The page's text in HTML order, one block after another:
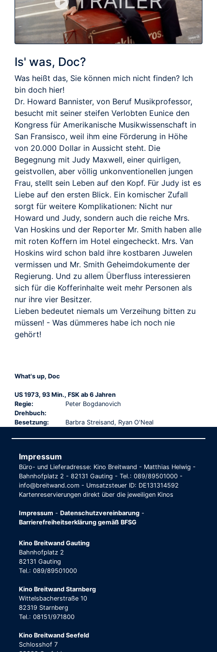
Is' was, Doc?
Was heißt das, Sie können mich nicht finden? Ich
bin doch hier!
Dr. Howard Bannister, von Beruf Musikprofessor,
besucht mit seiner steifen Verlobten Eunice den
Kongress für Amerikanische Musikwissenschaft in
San Fransisco, weil ihm eine Förderung in Höhe
von 20.000 Dollar in Aussicht steht. Die
Begegnung mit Judy Maxwell, einer quirligen,
geistvollen, aber völlig unkonventionellen jungen
Frau, stellt sein Leben auf den Kopf. Für Judy ist es
Liebe auf den ersten Blick. Ein komischer Zufall
sorgt für weitere Komplikationen: Nicht nur
Howard und Judy, sondern auch die reiche Mrs.
Van Hoskins und der Reporter Mr. Smith haben alle
mit roten Koffern im Hotel eingecheckt. Mrs. Van
Hoskins wird schon bald ihre kostbaren Juwelen
vermissen und Mr. Smith Geheimdokumente der
Regierung. Und zu allem Überfluss interessieren
sich für die Kofferinhalte weit mehr Personen als
nur ihre vier Besitzer.
Lieben bedeutet niemals um Verzeihung bitten zu
müssen! - Was dümmeres habe ich noch nie
gehört!
What's up, Doc
US 1973, 93 Min., FSK ab 6 Jahren
Regie:
Peter Bogdanovich
Drehbuch:
Besetzung:
Barbra Streisand, Ryan O'Neal
Impressum
Büro- und Lieferadresse: Kino Breitwand - Matthias Helwig -
Bahnhofplatz 2 - 82131 Gauting - Tel.: 089/89501000 -
info@breitwand.com - Umsatzsteuer ID: DE131314592
Kartenreservierungen direkt über die jeweiligen Kinos
Impressum - Datenschutzvereinbarung -
Barrierefreiheitserklärung gemäß BFSG
Kino Breitwand Gauting
Bahnhofplatz 2
82131 Gauting
Tel.: 089/89501000
Kino Breitwand Starnberg
Wittelsbacherstraße 10
82319 Starnberg
Tel.: 08151/971800
Kino Breitwand Seefeld
Schlosshof 7